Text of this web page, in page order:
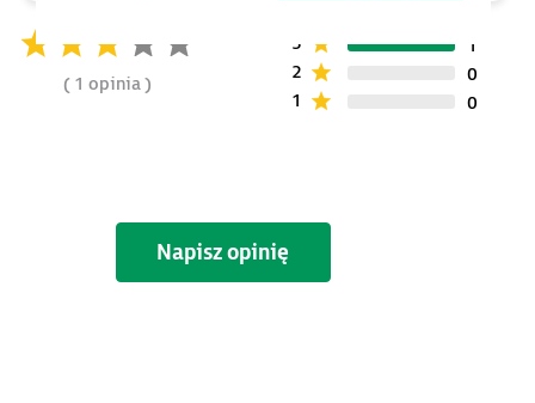
1 opinia
Napisz opinię
3
1
2
0
1
0